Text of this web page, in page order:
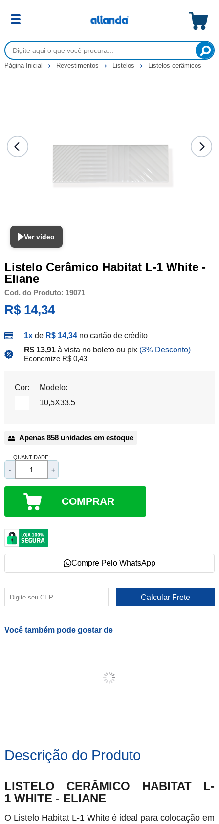
Página Inicial Revestimentos Listelos Listelos cerâmicos
Ver vídeo
Listelo Cerâmico Habitat L-1 White -
Eliane
Cod. do Produto: 19071
R$ 14,34
1xde R$ 14,34 no cartão de crédito
R$ 13,91 à vista no boleto ou pix (3% Desconto)
Economize R$ 0,43
Cor:
Modelo:
10,5X33,5
Apenas 858 unidades em estoque
QUANTIDADE:
- +
COMPRAR
Compre Pelo WhatsApp
Você também pode gostar de
Descrição do Produto
LISTELO CERÂMICO HABITAT L-
1 WHITE - ELIANE
O Listelo Habitat L-1 White é ideal para colocação em